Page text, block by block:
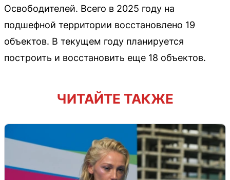
Освободителей. Всего в 2025 году на
подшефной территории восстановлено 19
объектов. В текущем году планируется
построить и восстановить еще 18 объектов.
ЧИТАЙТЕ ТАКЖЕ